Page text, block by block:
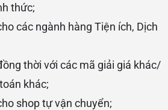
thức;
các ngành hàng Tiện ích, Dịch
thời với các mã giải giá khác/
khác;
shop tự vận chuyển;